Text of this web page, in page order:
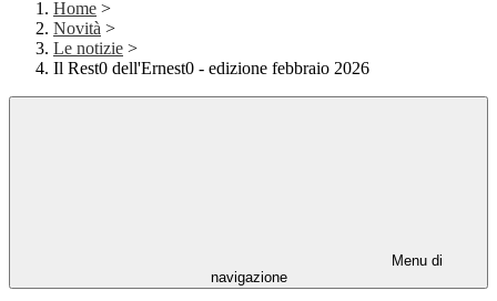
Home >
Novità >
Le notizie >
Il Rest0 dell'Ernest0 - edizione febbraio 2026
Menu di
navigazione